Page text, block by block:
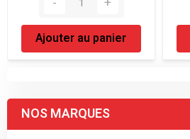
Ajouter au panier
NOS MARQUES